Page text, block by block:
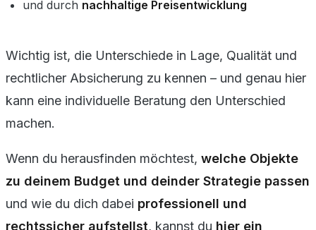
und durch nachhaltige Preisentwicklung
Wichtig ist, die Unterschiede in Lage, Qualität und
rechtlicher Absicherung zu kennen – und genau hier
kann eine individuelle Beratung den Unterschied
machen.
Wenn du herausfinden möchtest, welche Objekte
zu deinem Budget und deinder Strategie passen
und wie du dich dabei professionell und
rechtssicher aufstellst, kannst du hier ein